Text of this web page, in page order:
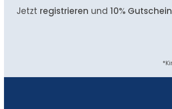
Jetzt registrieren und 10% Gutschein